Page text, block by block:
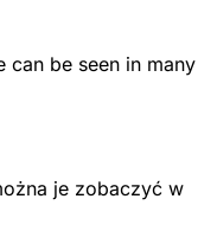
can be seen in many
je zobaczyć w